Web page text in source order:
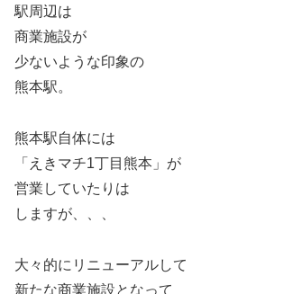
駅周辺は
商業施設が
少ないような印象の
熊本駅。
熊本駅自体には
「えきマチ1丁目熊本」が
営業していたりは
しますが、、、
大々的にリニューアルして
新たな商業施設となって